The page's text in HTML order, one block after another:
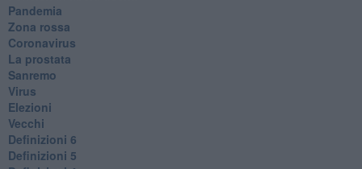
Pandemia
Zona rossa
Coronavirus
La prostata
Sanremo
Virus
Elezioni
Vecchi
Definizioni 6
Definizioni 5